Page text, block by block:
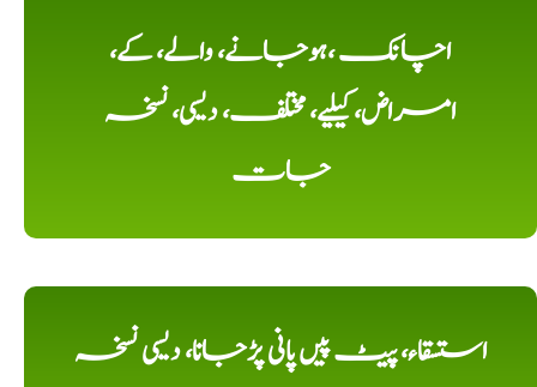
اچانک ،ہوجانے، والے، کے،
امراض، کیلیے، مختلف، دیسی، نسخہ
جات
استسقاء، پیٹ پیں پانی پڑجانا، دیسی نسخہ